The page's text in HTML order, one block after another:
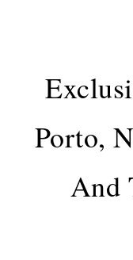
Porto,
And